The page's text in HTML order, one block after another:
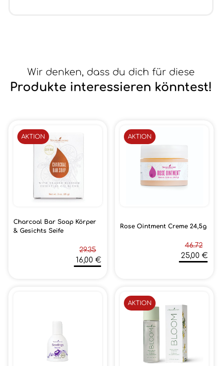
Wir denken, dass du dich für diese
Produkte interessieren könntest!
Charcoal Bar Soap Körper
& Gesichts Seife
29.35
16,00 €
AKTION
Rose Ointment Creme 24,5g
46.72
25,00 €
AKTION
AKTION